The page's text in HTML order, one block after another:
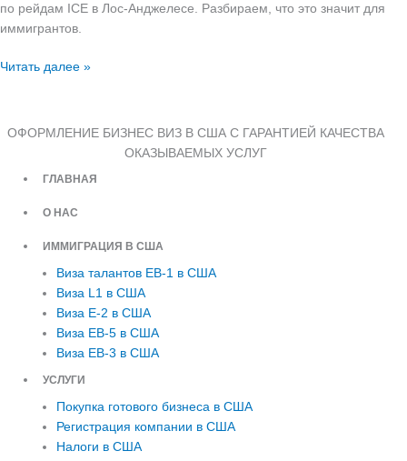
по рейдам ICE в Лос-Анджелесе. Разбираем, что это значит для
иммигрантов.
Читать далее »
ОФОРМЛЕНИЕ БИЗНЕС ВИЗ В США С ГАРАНТИЕЙ КАЧЕСТВА
ОКАЗЫВАЕМЫХ УСЛУГ
ГЛАВНАЯ
О НАС
ИММИГРАЦИЯ В США
Виза талантов EB-1 в США
Виза L1 в США
Виза E-2 в США
Виза EB-5 в США
Виза EB-3 в США
УСЛУГИ
Покупка готового бизнеса в США
Регистрация компании в США
Налоги в США